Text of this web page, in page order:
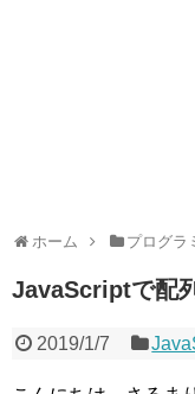
ホーム プログラ
JavaScriptで配
2019/1/7